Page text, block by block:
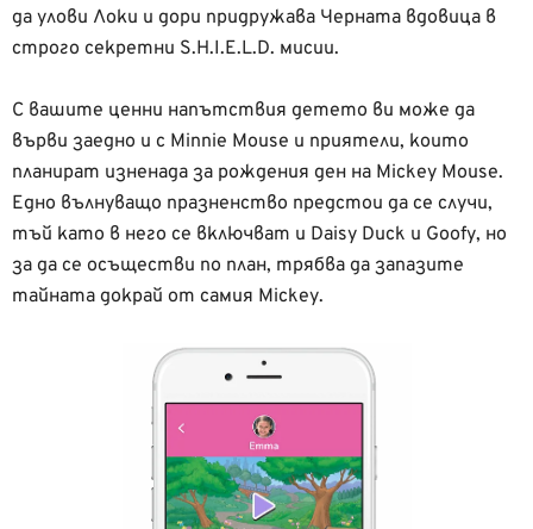
да улови Локи и дори придружава Черната вдовица в
строго секретни S.H.I.E.L.D. мисии.
С вашите ценни напътствия детето ви може да
върви заедно и с Minnie Mouse и приятели, които
планират изненада за рождения ден на Mickey Mouse.
Едно вълнуващо празненство предстои да се случи,
тъй като в него се включват и Daisy Duck и Goofy, но
за да се осъществи по план, трябва да запазите
тайната докрай от самия Mickey.